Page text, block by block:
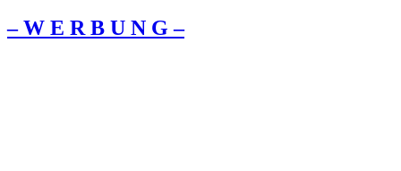
– W Ε R Β U Ν G –